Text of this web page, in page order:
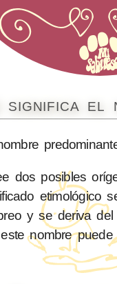
significa el
dos posibles
etimológico
y se deriva del
nombre